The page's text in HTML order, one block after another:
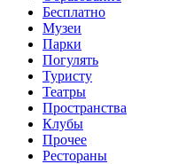
Бесплатно
Музеи
Парки
Погулять
Туристу
Театры
Пространства
Клубы
Прочее
Рестораны